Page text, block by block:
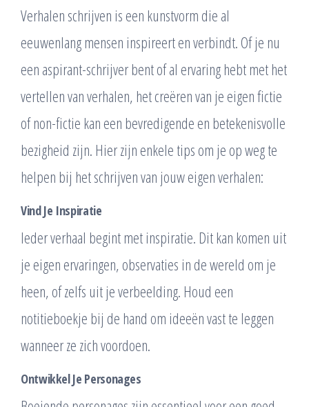
Verhalen schrijven is een kunstvorm die al
eeuwenlang mensen inspireert en verbindt. Of je nu
een aspirant-schrijver bent of al ervaring hebt met het
vertellen van verhalen, het creëren van je eigen fictie
of non-fictie kan een bevredigende en betekenisvolle
bezigheid zijn. Hier zijn enkele tips om je op weg te
helpen bij het schrijven van jouw eigen verhalen:
Vind Je Inspiratie
Ieder verhaal begint met inspiratie. Dit kan komen uit
je eigen ervaringen, observaties in de wereld om je
heen, of zelfs uit je verbeelding. Houd een
notitieboekje bij de hand om ideeën vast te leggen
wanneer ze zich voordoen.
Ontwikkel Je Personages